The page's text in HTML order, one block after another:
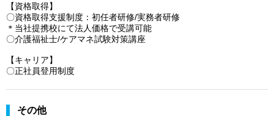
【資格取得】
〇資格取得支援制度：初任者研修/実務者研修
＊当社提携校にて法人価格で受講可能
〇介護福祉士/ケアマネ試験対策講座
【キャリア】
〇正社員登用制度
その他